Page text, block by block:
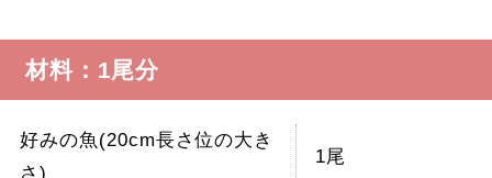
材料：1尾分
好みの魚(20cm長さ位の大き
さ)
1尾